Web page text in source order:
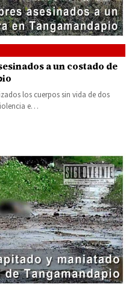
a un costado de
los cuerpos sin vida de dos
e…